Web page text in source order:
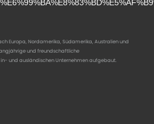
Europa, Nordamerika, Südamerika, Australien und
und freundschaftliche
und ausländischen Unternehmen aufgebaut.